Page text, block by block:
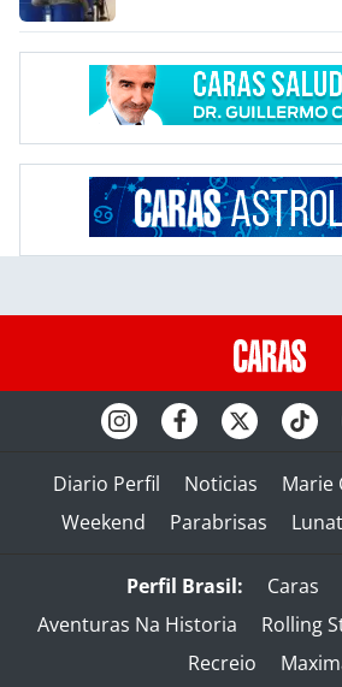
Diario Perfil Noticias Marie
Weekend
Parabrisas
Perfil Brasil: Caras
Aventuras Na Historia
Rolling
Recreio